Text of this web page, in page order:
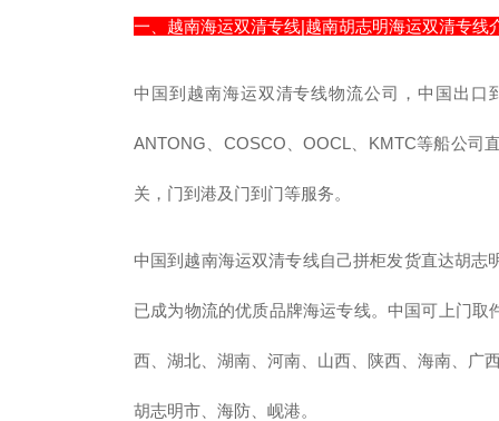
一、越南海运双清专线|越南胡志明海运双清专线
中国到越南海运双清专线物流公司，中国出口
ANTONG、COSCO、OOCL、KMTC等船公司
关，门到港及门到门等服务。
中国到越南海运双清专线自己拼柜发货直达胡
已成为物流的优质品牌海运专线。中国可上门
西、湖北、湖南、河南、山西、陕西、海南、
胡志明市、海防、岘港。